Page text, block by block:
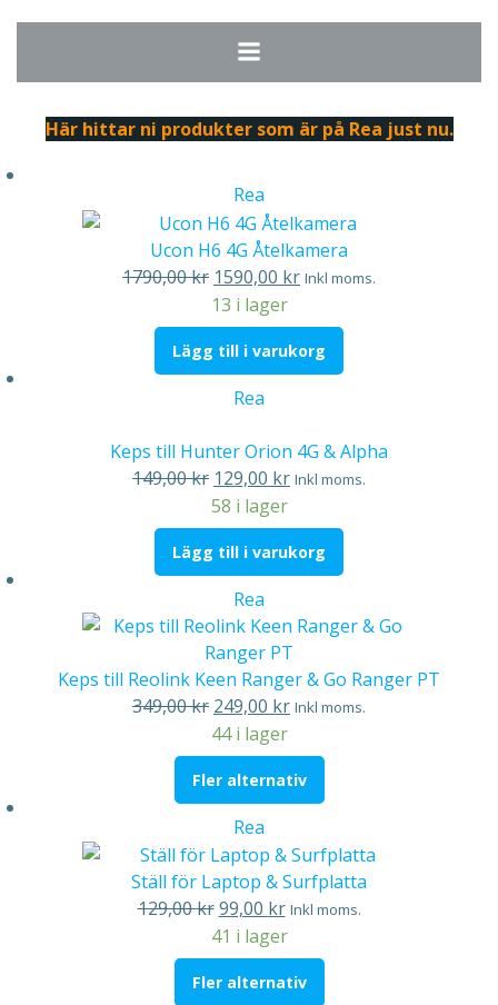
till
innehåll
Här hittar ni produkter som är på Rea just nu.
Rea
på
rea
Ucon H6 4G Åtelkamera
1790,00kr Det
ursprungliga
priset
var:
1790,00 kr.
1590,00 krDet
priset
är:
Inkl moms.
13 i lager
Lägg till i varukorg
Rea
rea
Keps till Hunter Orion 4G & Alpha
149,00kr Det
ursprungliga
priset
var:
149,00 kr.
129,00 krDet
priset
är:
Inkl moms.
58 i lager
Lägg till i varukorg
Rea
på
rea
Keps till Reolink Keen Ranger & Go Ranger PT
349,00kr Det
ursprungliga
priset
var:
349,00 kr.
249,00 krDet
priset
är:
Inkl moms.
44 i lager
Fler alternativ
Rea
på
rea
Ställ för Laptop & Surfplatta
129,00kr Det
ursprungliga
priset
var:
99,00 krDet
nuvarande
priset
är:
Inkl moms.
41 i lager
Fler alternativ